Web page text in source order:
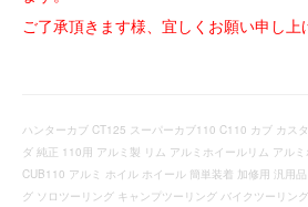
ご了承頂きます様、宜しくお願い申し上
ハンターカブ CT125 スーパーカブ110 C110 カブ カス
ダ 純正 110用 アルミ製 リム アルミホイールリム アル
CUB110 アルミ ホイル ホイール 簡単装着 加修用 汎用
グ ソロツーリング キャンプツーリング バイクツーリン